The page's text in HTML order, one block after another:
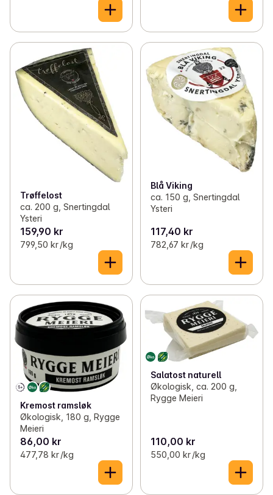
Trøffelost
ca. 200 g, Snertingdal
Ysteri
159,90 kr
799,50 kr /kg
Blå Viking
ca. 150 g, Snertingdal
Ysteri
117,40 kr
782,67 kr /kg
Kremost ramsløk
Økologisk, 180 g, Rygge
Meieri
86,00 kr
477,78 kr /kg
Salatost naturell
Økologisk, ca. 200 g,
Rygge Meieri
110,00 kr
550,00 kr /kg